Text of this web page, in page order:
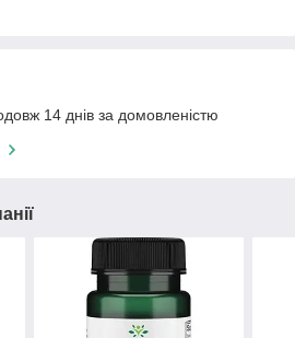
14 днів за домовленістю